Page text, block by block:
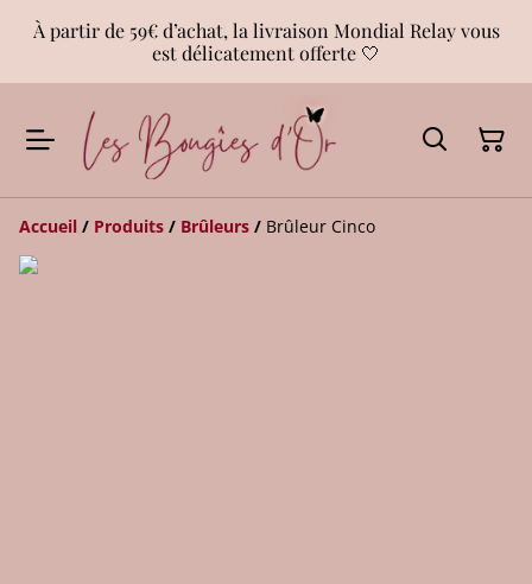
À partir de 59€ d’achat, la livraison Mondial Relay vous
est délicatement offerte 🤍
Accueil / Produits / Brûleurs / Brûleur Cinco